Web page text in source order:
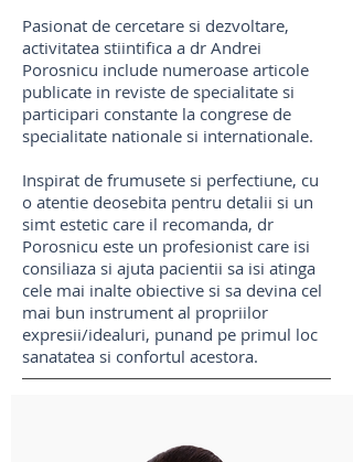
Pasionat de cercetare si dezvoltare,
activitatea stiintifica a dr Andrei
Porosnicu include numeroase articole
publicate in reviste de specialitate si
participari constante la congrese de
specialitate nationale si internationale.
Inspirat de frumusete si perfectiune, cu
o atentie deosebita pentru detalii si un
simt estetic care il recomanda, dr
Porosnicu este un profesionist care isi
consiliaza si ajuta pacientii sa isi atinga
cele mai inalte obiective si sa devina cel
mai bun instrument al propriilor
expresii/idealuri, punand pe primul loc
sanatatea si confortul acestora.